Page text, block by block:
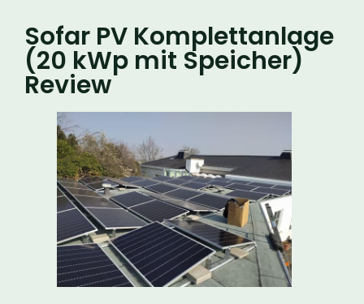
Sofar PV Komplettanlage
(20 kWp mit Speicher)
Review